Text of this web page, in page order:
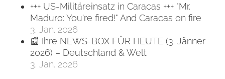
+++ US-Militäreinsatz in Caracas +++ "Mr.
Maduro: You're fired!" And Caracas on fire
3. Jan. 2026
📰 Ihre NEWS-BOX FÜR HEUTE (3. Jänner
2026) – Deutschland & Welt
3. Jan. 2026